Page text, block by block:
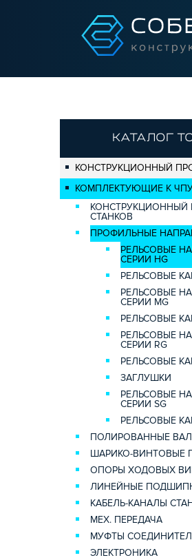
КАТАЛОГ
КОНСТРУКЦИОННЫЙ
КОМПЛЕКТУЮЩИЕ К
КОНСТРУКЦИОННЫЙ
СТАНКОВ
ПРОФИЛЬНЫЕ
РЕЛЬСОВЫЕ
СЕРИИ HG
РЕЛЬСОВЫЕ
РЕЛЬСОВЫЕ
СЕРИИ MG
РЕЛЬСОВЫЕ
РЕЛЬСОВЫЕ
СЕРИИ RG
РЕЛЬСОВЫЕ
ЗАГЛУШКИ
РЕЛЬСОВЫЕ
СЕРИИ SG
РЕЛЬСОВЫЕ
ПОЛИРОВАННЫЕ
ШАРИКО-ВИНТОВЫЕ
ОПОРЫ ХОДОВЫХ
ЛИНЕЙНЫЕ
КАБЕЛЬ-КАНАЛЫ
МЕХ. ПЕРЕДАЧА
МУФТЫ
ЭЛЕКТРОНИКА